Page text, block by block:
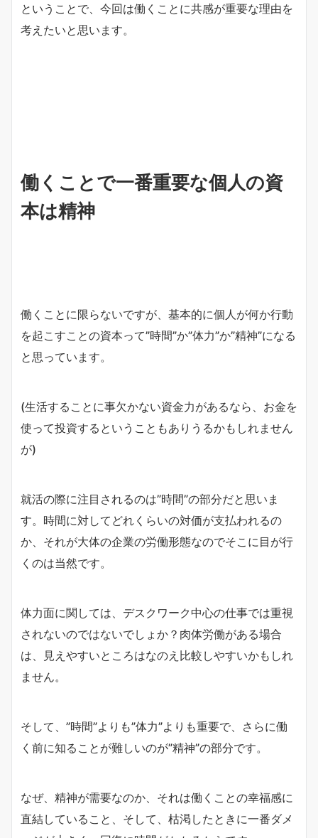
ということで、今回は働くことに共感が重要な理由を
考えたいと思います。
働くことで一番重要な個人の資
本は精神
働くことに限らないですが、基本的に個人が何か行動
を起こすことの資本って”時間”か”体力”か”精神”になる
と思っています。
(生活することに事欠かない資金力があるなら、お金を
使って投資するということもありうるかもしれません
が)
就活の際に注目されるのは”時間”の部分だと思いま
す。時間に対してどれくらいの対価が支払われるの
か、それが大体の企業の労働形態なのでそこに目が行
くのは当然です。
体力面に関しては、デスクワーク中心の仕事では重視
されないのではないでしょか？肉体労働がある場合
は、見えやすいところはなのえ比較しやすいかもしれ
ません。
そして、”時間”よりも”体力”よりも重要で、さらに働
く前に知ることが難しいのが”精神”の部分です。
なぜ、精神が需要なのか、それは働くことの幸福感に
直結していること、そして、枯渇したときに一番ダメ